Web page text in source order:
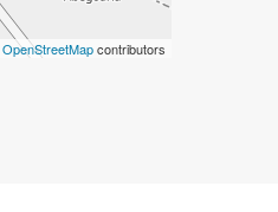
OpenStreetMapcontributors